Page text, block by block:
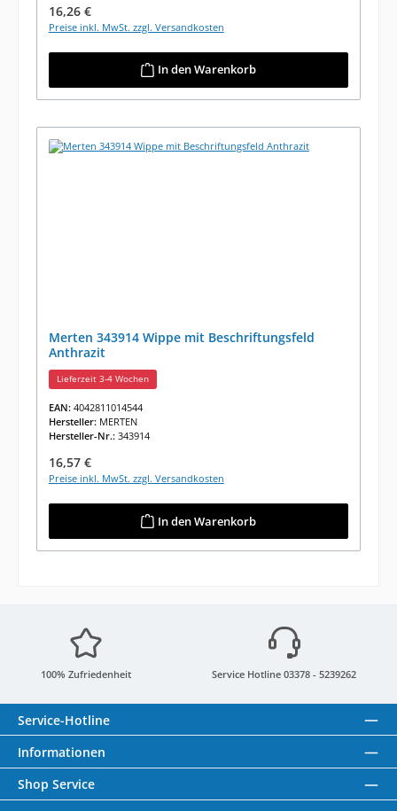
Regulärer Preis:
16,26 €
Preise inkl. MwSt. zzgl. Versandkosten
In den Warenkorb
Merten 343914 Wippe mit Beschriftungsfeld
Anthrazit
Lieferzeit 3-4 Wochen
EAN: 4042811014544
Hersteller: MERTEN
Hersteller-Nr.: 343914
Regulärer Preis:
16,57 €
Preise inkl. MwSt. zzgl. Versandkosten
In den Warenkorb
100% Zufriedenheit Service Hotline 03378 - 5239262
Service-Hotline
Informationen
Shop Service